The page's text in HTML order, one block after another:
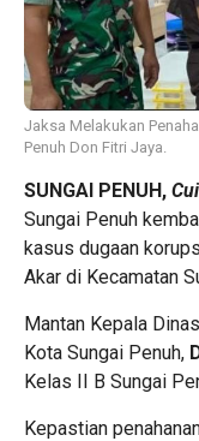
Jaksa Melakukan
Penuh Don Fitri Jaya.
SUNGAI PENUH,
Sungai Penuh
kasus dugaan
Akar di Kecamatan
Mantan Kepala
Kota Sungai Penuh,
Kelas II B Sungai
Kepastian